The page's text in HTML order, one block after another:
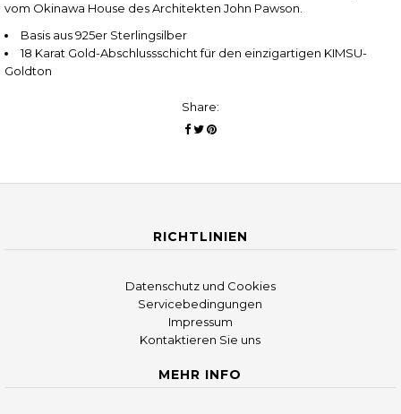
vom Okinawa House des Architekten John Pawson.
Basis aus 925er Sterlingsilber
18 Karat Gold-Abschlussschicht für den einzigartigen KIMSU-
Goldton
Share:
RICHTLINIEN
Datenschutz und Cookies
Servicebedingungen
Impressum
Kontaktieren Sie uns
MEHR INFO